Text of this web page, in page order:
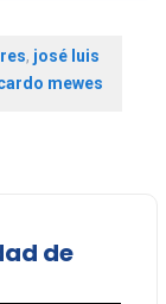
, josé luis
mewes
de